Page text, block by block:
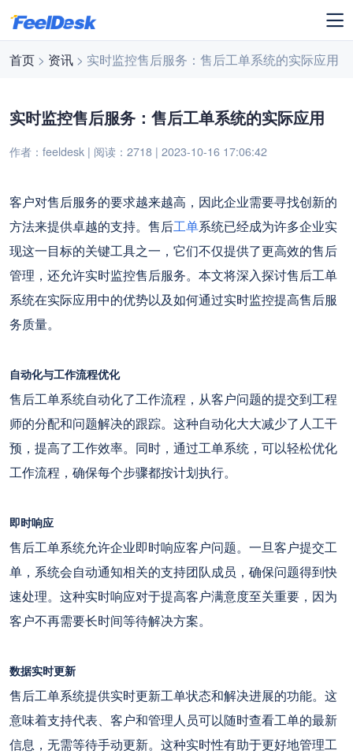
首页 > 资讯 > 实时监控售后服务：售后工单系统的实际应用
实时监控售后服务：售后工单系统的实际应用
作者：feeldesk | 阅读：2718 | 2023-10-16 17:06:42
客户对售后服务的要求越来越高，因此企业需要寻找创新的
方法来提供卓越的支持。售后工单系统已经成为许多企业实
现这一目标的关键工具之一，它们不仅提供了更高效的售后
管理，还允许实时监控售后服务。本文将深入探讨售后工单
系统在实际应用中的优势以及如何通过实时监控提高售后服
务质量。
自动化与工作流程优化
售后工单系统自动化了工作流程，从客户问题的提交到工程
师的分配和问题解决的跟踪。这种自动化大大减少了人工干
预，提高了工作效率。同时，通过工单系统，可以轻松优化
工作流程，确保每个步骤都按计划执行。
即时响应
售后工单系统允许企业即时响应客户问题。一旦客户提交工
单，系统会自动通知相关的支持团队成员，确保问题得到快
速处理。这种实时响应对于提高客户满意度至关重要，因为
客户不再需要长时间等待解决方案。
数据实时更新
售后工单系统提供实时更新工单状态和解决进展的功能。这
意味着支持代表、客户和管理人员可以随时查看工单的最新
信息，无需等待手动更新。这种实时性有助于更好地管理工